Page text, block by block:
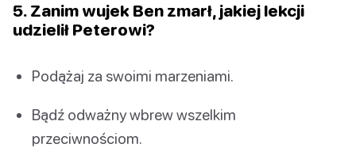
5. Zanim wujek Ben zmarł, jakiej lekcji
udzielił Peterowi?
Podążaj za swoimi marzeniami.
Bądź odważny wbrew wszelkim
przeciwnościom.